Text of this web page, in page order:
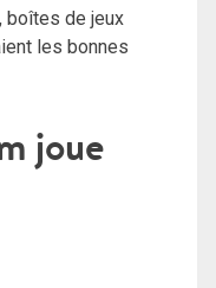
boîtes de jeux
les bonnes
joue